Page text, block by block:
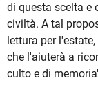
di questa scelta e
civiltà. A tal
lettura per
che l'aiuterà a
culto e di